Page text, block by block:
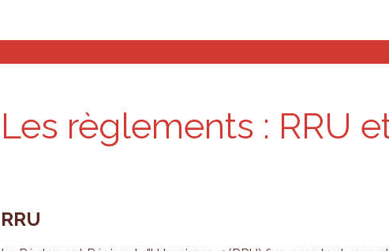
Les règle­ments : RRU
RRU